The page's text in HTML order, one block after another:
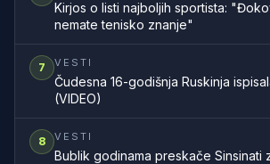
Kirjos o listi najboljih sportista:
nemate tenisko znanje"
7 VESTI
Čudesna 16-godišnja Ruskinja
(VIDEO)
8 VESTI
Bublik godinama preskače Sinsinati